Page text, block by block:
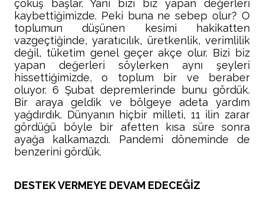
çöküş başlar. Yani bizi biz yapan değerleri
kaybettiğimizde. Peki buna ne sebep olur? O
toplumun düşünen kesimi hakikatten
vazgeçtiğinde, yaratıcılık, üretkenlik, verimlilik
değil, tüketim genel geçer akçe olur. Bizi biz
yapan değerleri söylerken aynı şeyleri
hissettiğimizde, o toplum bir ve beraber
oluyor. 6 Şubat depremlerinde bunu gördük.
Bir araya geldik ve bölgeye adeta yardım
yağdırdık. Dünyanın hiçbir milleti, 11 ilin zarar
gördüğü böyle bir afetten kısa süre sonra
ayağa kalkamazdı. Pandemi döneminde de
benzerini gördük.
DESTEK VERMEYE DEVAM EDECEĞİZ